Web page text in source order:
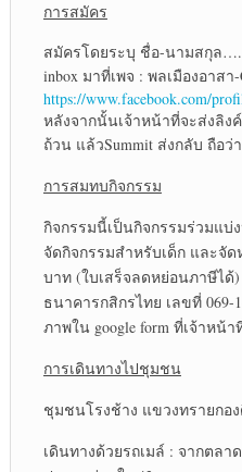
การสมัคร
สมัครโดยระบุ ชื่อ-นามสกุล
inbox มาที่เพจ : พลเมืองอาสา-
https://www.facebook.com/
หลังจากนั้นเจ้าหน้าที่จะส่งลิง
ถ้วน แล้วSummit ส่งกลับ ถือ
การสมทบกิจกรรม
กิจกรรมนี้เป็นกิจกรรมร่วมแ
จัดกิจกรรมสำหรับเด็ก และจัด
บาท (ใบเสร็จลดหย่อนภาษีไ
ธนาคารกสิกรไทย เลขที่ 069-
ภาพใน google form ที่เจ้าหน้
การเดินทางไปชุมชน
ชุมชนโรงช้าง แขวงทรายกอ
เดินทางด้วยรถเมล์ : จากตลา